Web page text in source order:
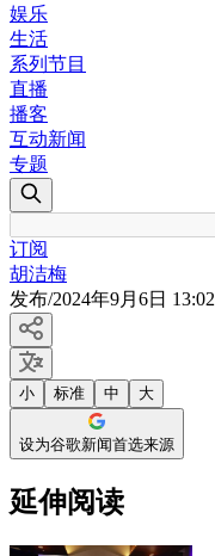
娱乐
生活
系列节目
直播
播客
互动新闻
专题
订阅
胡洁梅
发布/2024年9月6日 13:02
小 标准 中 大
设为谷歌新闻首选来源
延伸阅读